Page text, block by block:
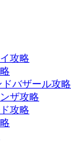
攻略
バザール攻略
ザ攻略
攻略